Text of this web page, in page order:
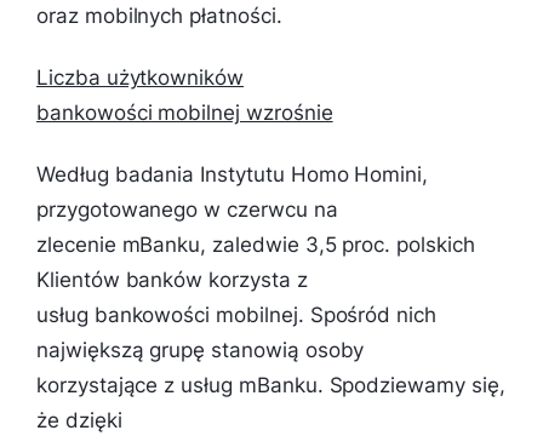
oraz mobilnych płatności.
Liczba użytkowników
bankowości mobilnej wzrośnie
Według badania Instytutu Homo Homini,
przygotowanego w czerwcu na
zlecenie mBanku, zaledwie 3,5 proc. polskich
Klientów banków korzysta z
usług bankowości mobilnej. Spośród nich
największą grupę stanowią osoby
korzystające z usług mBanku. Spodziewamy się,
że dzięki